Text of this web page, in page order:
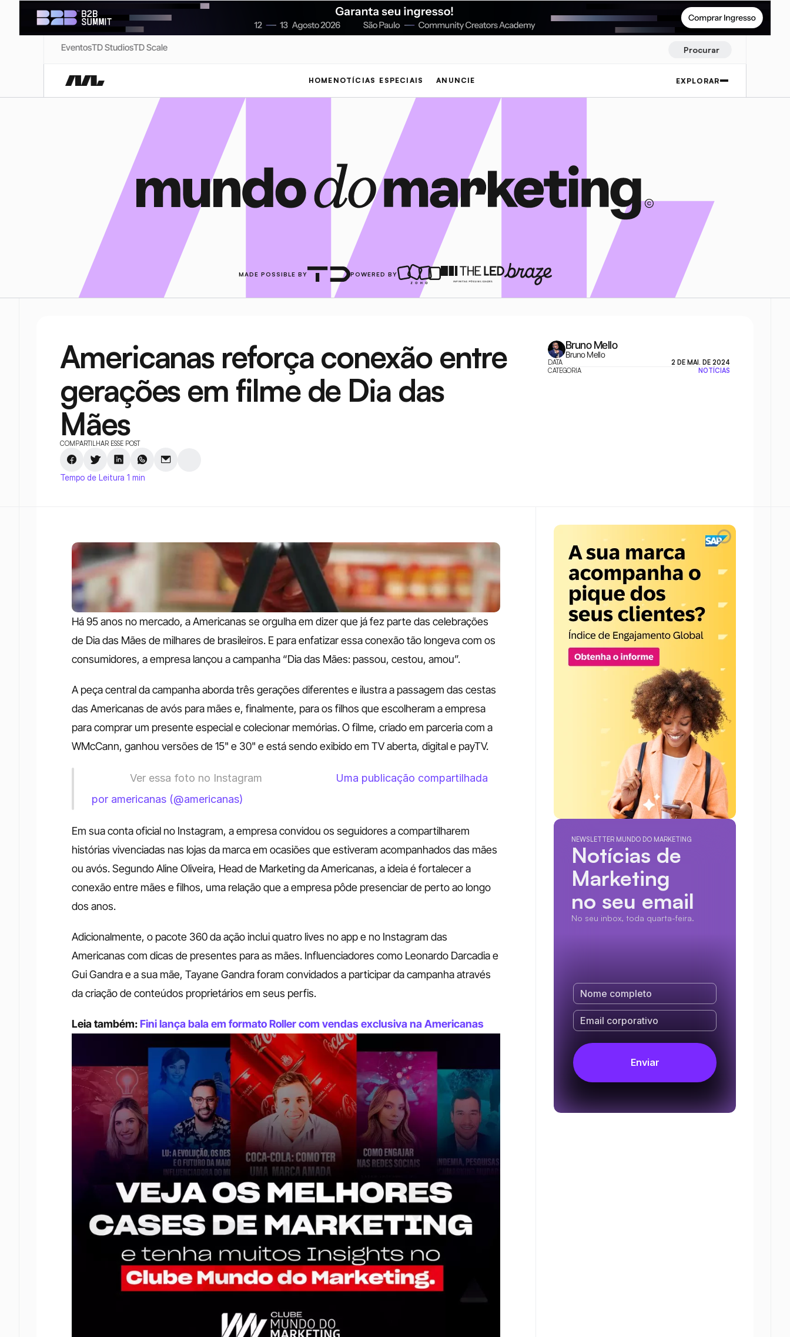
EventosTD StudiosTD Scale Procurar
HOME NOTÍCIAS ESPECIAIS ANUNCIE EXPLORAR
MADE POSSIBLE BY POWERED BY
Americanas reforça conexão entre
gerações em filme de Dia das
Mães
COMPARTILHAR ESSE POST
Tempo de Leitura 1 min
Bruno Mello
Bruno Mello
DATA
2 DE MAI. DE 2024
CATEGORIA
NOTÍCIAS
Há 95 anos no mercado, a Americanas se orgulha em dizer que já fez parte das celebrações
de Dia das Mães de milhares de brasileiros. E para enfatizar essa conexão tão longeva com os
consumidores, a empresa lançou a campanha “Dia das Mães: passou, cestou, amou”.
A peça central da campanha aborda três gerações diferentes e ilustra a passagem das cestas
das Americanas de avós para mães e, finalmente, para os filhos que escolheram a empresa
para comprar um presente especial e colecionar memórias. O filme, criado em parceria com a
WMcCann, ganhou versões de 15" e 30" e está sendo exibido em TV aberta, digital e payTV.
Ver essa foto no Instagram Uma publicação compartilhada
por americanas (@americanas)
Em sua conta oficial no Instagram, a empresa convidou os seguidores a compartilharem
histórias vivenciadas nas lojas da marca em ocasiões que estiveram acompanhados das mães
ou avós. Segundo Aline Oliveira, Head de Marketing da Americanas, a ideia é fortalecer a
conexão entre mães e filhos, uma relação que a empresa pôde presenciar de perto ao longo
dos anos.
Adicionalmente, o pacote 360 da ação inclui quatro lives no app e no Instagram das
Americanas com dicas de presentes para as mães. Influenciadores como Leonardo Darcadia e
Gui Gandra e a sua mãe, Tayane Gandra foram convidados a participar da campanha através
da criação de conteúdos proprietários em seus perfis.
Leia também: Fini lança bala em formato Roller com vendas exclusiva na Americanas
NEWSLETTER MUNDO DO MARKETING
Notícias de
Marketing
no seu email
No seu inbox, toda quarta-feira.